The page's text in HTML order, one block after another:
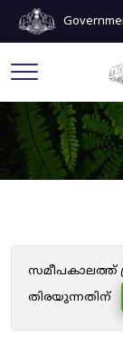
സമീപകാലത്ത്
തിരയുന്നതിന്